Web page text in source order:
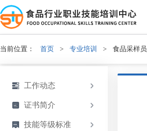
当前位置： 首页 > 专业培训 > 食品采样员
工作动态
证书简介
技能等级标准